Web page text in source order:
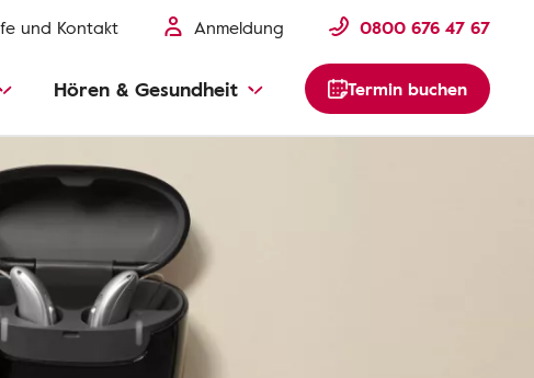
und Kontakt Anmeldung 0800 676 47 67
Hören & Gesundheit Termin buchen